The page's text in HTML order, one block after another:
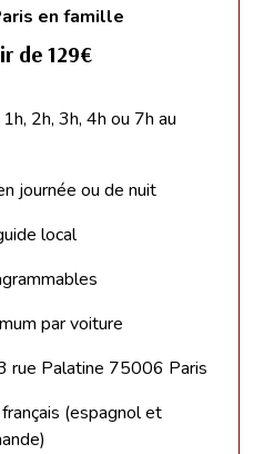
en famille
de 129€
2h, 3h, 4h ou 7h au
journée ou de nuit
local
par voiture
rue Palatine 75006 Paris
(espagnol et